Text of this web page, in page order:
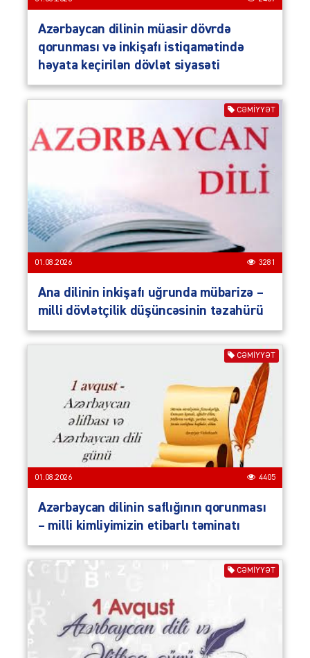
Azərbaycan dilinin müasir dövrdə
qorunması və inkişafı istiqamətində
həyata keçirilən dövlət siyasəti
CƏMIYYƏT
01.08.2026 3281
Ana dilinin inkişafı uğrunda mübarizə –
milli dövlətçilik düşüncəsinin təzahürü
CƏMIYYƏT
01.08.2026 4405
Azərbaycan dilinin saflığının qorunması
– milli kimliyimizin etibarlı təminatı
CƏMIYYƏT